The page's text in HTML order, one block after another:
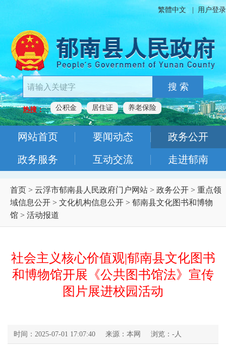
繁體中文 用户登录
搜 索
热搜： 公积金 居住证 养老保险
网站首页 要闻动态 政务公开
政务服务 互动交流 走进郁南
首页 > 云浮市郁南县人民政府门户网站 > 政务公开 > 重点领
域信息公开 > 文化机构信息公开 > 郁南县文化图书和博物
馆 > 活动报道
社会主义核心价值观|郁南县文化图书
和博物馆开展《公共图书馆法》宣传
图片展进校园活动
时间：2025-07-01 17:07:40 来源：本网 浏览： - 人